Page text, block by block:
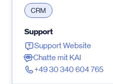
CRM
Support
Support Website
Chatte mit KAI
+49 30 340 604 765